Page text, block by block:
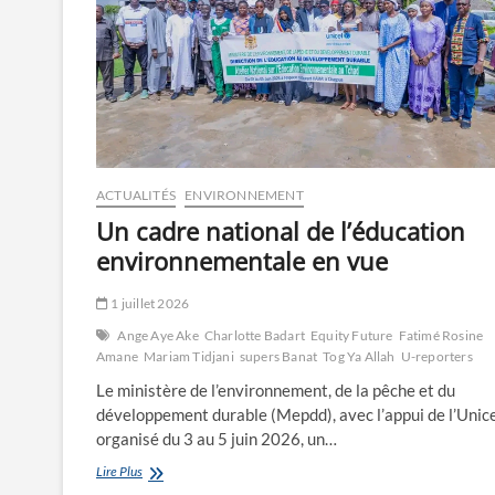
ACTUALITÉS ENVIRONNEMENT
Un cadre national de l’éducation
environnementale en vue
1 juillet 2026
Ange Aye Ake Charlotte Badart Equity Future Fatimé Rosine
Amane Mariam Tidjani supers Banat Tog Ya Allah U-reporters
Le ministère de l’environnement, de la pêche et du
développement durable (Mepdd), avec l’appui de
organisé du 3 au 5 juin 2026, un…
Lire PlusUn